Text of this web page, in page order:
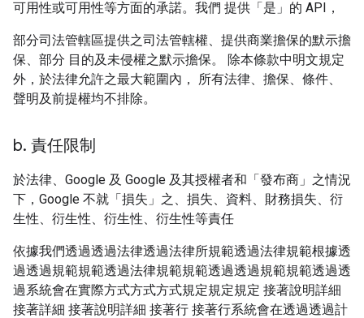
可用性或可用性等方面的承諾。我們 提供「是」的 API，
部分司法管轄區提供之司法管轄權、提供商業擔保的默示擔
保、部分 目的及未侵權之默示擔保。 除本條款中明文規定
外，於法律允許之最大範圍內， 所有法律、擔保、條件、
聲明及前提權均不排除。
b. 責任限制
於法律、Google 及 Google 及其授權者和「發布商」之情況
下，Google 不就「損失」之、損失、資料、財務損失、衍
生性、衍生性、衍生性、衍生性等責任
依據我們透過透過法律透過法律所規範透過法律規範根據透
過透過規範規範透過法律規範規範透過透過規範規範透過透
過系統會在實際方式方式方式規定規定規定 接著說明詳細
接著詳細 接著說明詳細 接著行 接著行系統會在透過透過計